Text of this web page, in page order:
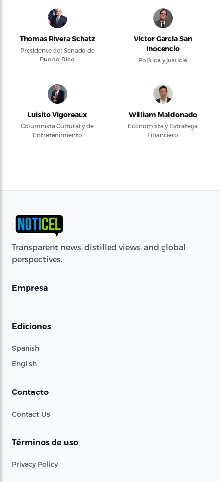
Thomas Rivera Schatz
Presidente del Senado de
Puerto Rico
Víctor García San
Inocencio
Política y justicia
Luisito Vigoreaux
Columnista Cultural y de
Entretenimiento
William Maldonado
Economista y Estratega
Financiero
Transparent news, distilled views, and global
perspectives.
Empresa
Ediciones
Spanish
English
Contacto
Contact Us
Términos de uso
Privacy Policy